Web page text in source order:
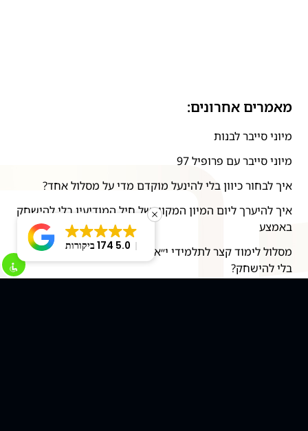
מאמרים אחרונים:
מיוני סייבר לבנות
מיוני סייבר עם פרופיל 97
איך לבחור כיוון בלי להינעל מוקדם מדי על מסלול אחד?
איך להיערך ליום המיון המקוון של חיל המודיעין בלי להישחק
באמצע
מסלול לימוד קצר לתלמידי י״א-י״ב: איך לבנות בסיס טכנולוגי
בלי להישחק?
5.0